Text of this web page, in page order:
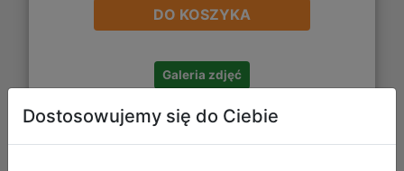
DO KOSZYKA
Galeria zdjęć
Dostosowujemy się do Ciebie